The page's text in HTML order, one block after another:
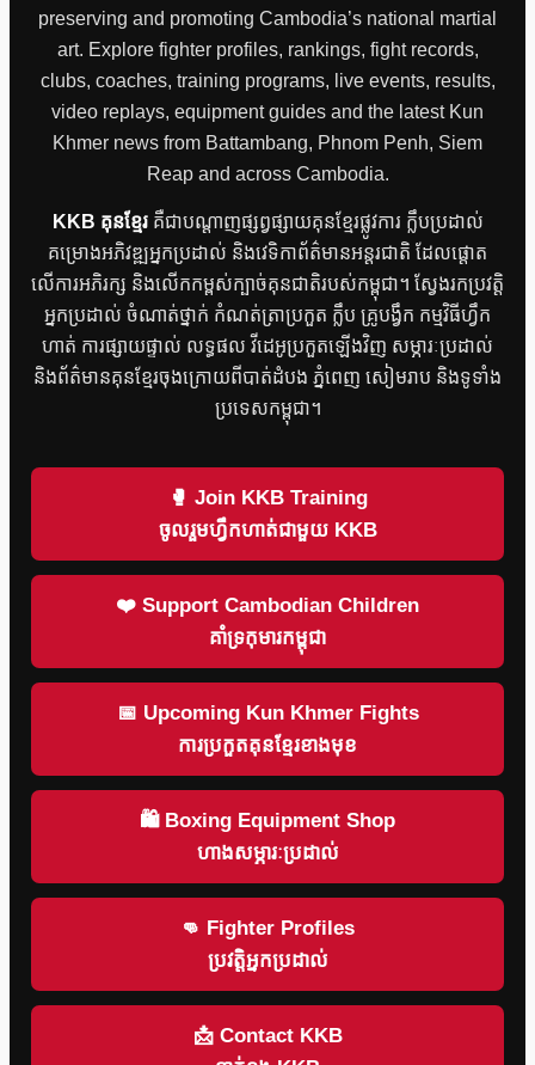
preserving and promoting Cambodia’s national martial
art. Explore fighter profiles, rankings, fight records,
clubs, coaches, training programs, live events, results,
video replays, equipment guides and the latest Kun
Khmer news from Battambang, Phnom Penh, Siem
Reap and across Cambodia.
KKB គុនខ្មែរគឺជាបណ្តាញផ្សព្វផ្សាយគុនខ្មែរផ្លូវការ ក្លឹបប្រដាល់
គម្រោងអភិវឌ្ឍអ្នកប្រដាល់ និងវេទិកាព័ត៌មានអន្តរជាតិ ដែលផ្តោត
លើការអភិរក្ស និងលើកកម្ពស់ក្បាច់គុនជាតិរបស់កម្ពុជា។ ស្វែងរកប្រវត្តិ
អ្នកប្រដាល់ ចំណាត់ថ្នាក់ កំណត់ត្រាប្រកួត ក្លឹប គ្រូបង្វឹក កម្មវិធីហ្វឹក
ហាត់ ការផ្សាយផ្ទាល់ លទ្ធផល វីដេអូប្រកួតឡើងវិញ សម្ភារៈប្រដាល់
និងព័ត៌មានគុនខ្មែរចុងក្រោយពីបាត់ដំបង ភ្នំពេញ សៀមរាប និងទូទាំង
ប្រទេសកម្ពុជា។
🥊 Join KKB Training
ចូលរួមហ្វឹកហាត់ជាមួយ KKB
❤️ Support Cambodian Children
គាំទ្រកុមារកម្ពុជា
📅 Upcoming Kun Khmer Fights
ការប្រកួតគុនខ្មែរខាងមុខ
🛍 Boxing Equipment Shop
ហាងសម្ភារៈប្រដាល់
👊 Fighter Profiles
ប្រវត្តិអ្នកប្រដាល់
📩 Contact KKB